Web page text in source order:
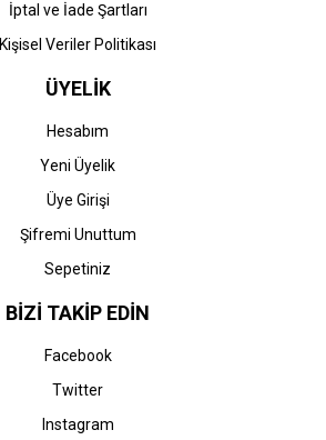
İptal ve İade Şartları
Kişisel Veriler Politikası
ÜYELİK
Hesabım
Yeni Üyelik
Üye Girişi
Şifremi Unuttum
Sepetiniz
BİZİ TAKİP EDİN
Facebook
Twitter
Instagram